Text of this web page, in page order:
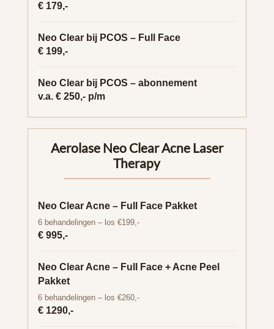
€ 179,-
Neo Clear bij PCOS – Full Face
€ 199,-
Neo Clear bij PCOS – abonnement
v.a. € 250,- p/m
Aerolase Neo Clear Acne Laser
Therapy
Neo Clear Acne – Full Face Pakket
6 behandelingen – los €199,-
€ 995,-
Neo Clear Acne – Full Face + Acne Peel
Pakket
6 behandelingen – los €260,-
€ 1290,-